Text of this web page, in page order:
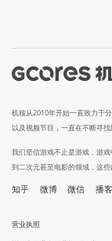
机核从2010年开始一直致力于
以及视频节目，一直在不断寻找
我们坚信游戏不止是游戏，游
到二次元甚至电影的领域，这些
知乎 微博 微信 播客
营业执照